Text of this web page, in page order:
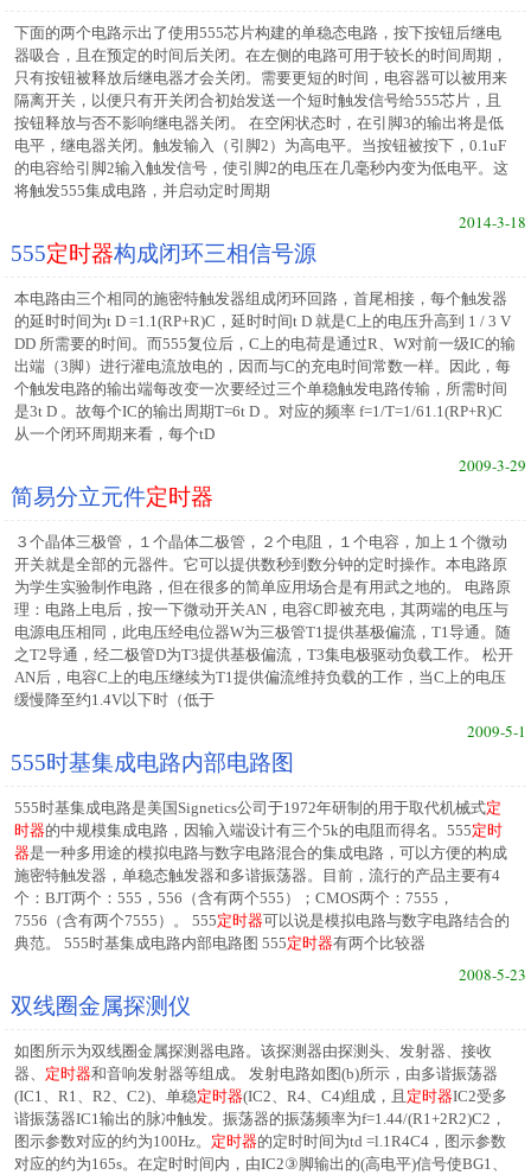
下面的两个电路示出了使用555芯片构建的单稳态电路，按下按钮后继电
器吸合，且在预定的时间后关闭。在左侧的电路可用于较长的时间周期，
只有按钮被释放后继电器才会关闭。需要更短的时间，电容器可以被用来
隔离开关，以便只有开关闭合初始发送一个短时触发信号给555芯片，且
按钮释放与否不影响继电器关闭。 在空闲状态时，在引脚3的输出将是低
电平，继电器关闭。触发输入（引脚2）为高电平。当按钮被按下，0.1uF
的电容给引脚2输入触发信号，使引脚2的电压在几毫秒内变为低电平。这
将触发555集成电路，并启动定时周期
2014-3-18
555定时器构成闭环三相信号源
本电路由三个相同的施密特触发器组成闭环回路，首尾相接，每个触发器
的延时时间为t D =1.1(RP+R)C，延时时间t D 就是C上的电压升高到 1 / 3 V
DD 所需要的时间。而555复位后，C上的电荷是通过R、W对前一级IC的输
出端（3脚）进行灌电流放电的，因而与C的充电时间常数一样。因此，每
个触发电路的输出端每改变一次要经过三个单稳触发电路传输，所需时间
是3t D 。故每个IC的输出周期T=6t D 。对应的频率 f=1/T=1/61.1(RP+R)C
从一个闭环周期来看，每个tD
2009-3-29
简易分立元件定时器
３个晶体三极管，１个晶体二极管，２个电阻，１个电容，加上１个微动
开关就是全部的元器件。它可以提供数秒到数分钟的定时操作。本电路原
为学生实验制作电路，但在很多的简单应用场合是有用武之地的。 电路原
理：电路上电后，按一下微动开关AN，电容C即被充电，其两端的电压与
电源电压相同，此电压经电位器W为三极管T1提供基极偏流，T1导通。随
之T2导通，经二极管D为T3提供基极偏流，T3集电极驱动负载工作。 松开
AN后，电容C上的电压继续为T1提供偏流维持负载的工作，当C上的电压
缓慢降至约1.4V以下时（低于
2009-5-1
555时基集成电路内部电路图
555时基集成电路是美国Signetics公司于1972年研制的用于取代机械式定
时器的中规模集成电路，因输入端设计有三个5k的电阻而得名。555定时
器是一种多用途的模拟电路与数字电路混合的集成电路，可以方便的构成
施密特触发器，单稳态触发器和多谐振荡器。目前，流行的产品主要有4
个：BJT两个：555，556（含有两个555）；CMOS两个：7555，
7556（含有两个7555）。 555定时器可以说是模拟电路与数字电路结合的
典范。 555时基集成电路内部电路图 555定时器有两个比较器
2008-5-23
双线圈金属探测仪
如图所示为双线圈金属探测器电路。该探测器由探测头、发射器、接收
器、 定时器和音响发射器等组成。 发射电路如图(b)所示，由多谐振荡器
(IC1、R1、R2、C2)、单稳定时器(IC2、R4、C4)组成，且 定时器IC2受多
谐振荡器IC1输出的脉冲触发。振荡器的振荡频率为f=1.44/(R1+2R2)C2，
图示参数对应的约为100Hz。 定时器的定时时间为td =l.1R4C4，图示参数
对应的约为165s。在定时时间内，由IC2③脚输出的(高电平)信号使BG1、